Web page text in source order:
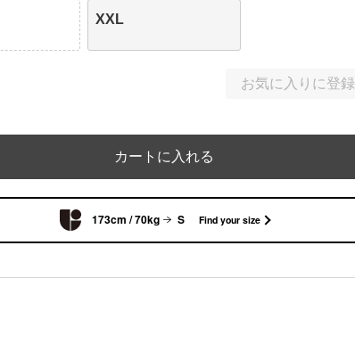
XXL
お気に入りに登録
カートに入れる
173cm / 70kg S Find your size